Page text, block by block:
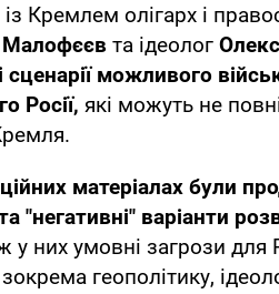
Кремлем олігарх і
Малофєєв та ідеолог
сценарії можливого
Росії, які можуть не
матеріалах були
та "негативні" варіанти
у них умовні загрози для
геополітику,